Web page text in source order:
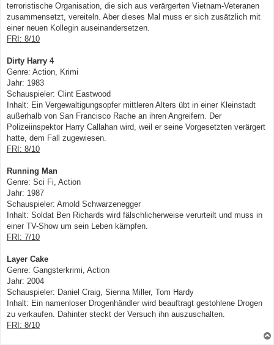
r
B
i
t
r
g
terroristische Organisation, die sich aus verärgerten Vietnam-Veteranen
zusammensetzt, vereiteln. Aber dieses Mal muss er sich zusätzlich mit
einer neuen Kollegin auseinandersetzen.
FRI: 8/10
Dirty Harry 4
Genre: Action, Krimi
Jahr: 1983
Schauspieler: Clint Eastwood
Inhalt: Ein Vergewaltigungsopfer mittleren Alters übt in einer Kleinstadt
außerhalb von San Francisco Rache an ihren Angreifern. Der
Polizeiinspektor Harry Callahan wird, weil er seine Vorgesetzten verärgert
hatte, dem Fall zugewiesen.
FRI: 8/10
Running Man
Genre: Sci Fi, Action
Jahr: 1987
Schauspieler: Arnold Schwarzenegger
Inhalt: Soldat Ben Richards wird fälschlicherweise verurteilt und muss in
einer TV-Show um sein Leben kämpfen.
FRI: 7/10
Layer Cake
Genre: Gangsterkrimi, Action
Jahr: 2004
Schauspieler: Daniel Craig, Sienna Miller, Tom Hardy
Inhalt: Ein namenloser Drogenhändler wird beauftragt gestohlene Drogen
zu verkaufen. Dahinter steckt der Versuch ihn auszuschalten.
FRI: 8/10